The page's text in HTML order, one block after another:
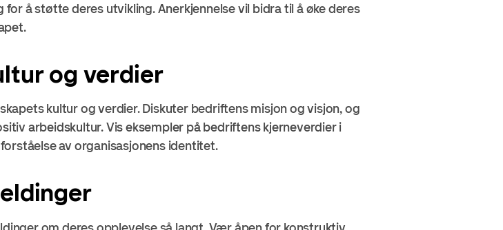
å støtte deres utvikling. Anerkjennelse vil bidra til å øke deres
og verdier
kultur og verdier. Diskuter bedriftens misjon og visjon, og
arbeidskultur. Vis eksempler på bedriftens kjerneverdier i
av organisasjonens identitet.